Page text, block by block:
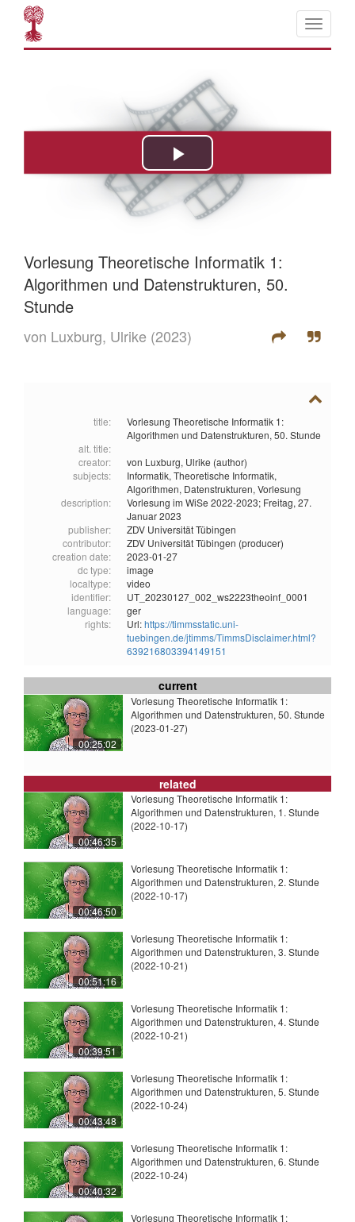
Vorlesung Theoretische Informatik 1:
Algorithmen und Datenstrukturen, 50.
Stunde
von Luxburg, Ulrike (2023)
title:
Vorlesung Theoretische Informatik 1:
Algorithmen und Datenstrukturen, 50. Stunde
alt. title:
creator:
von Luxburg, Ulrike (author)
subjects:
Informatik, Theoretische Informatik,
Algorithmen, Datenstrukturen, Vorlesung
description:
Vorlesung im WiSe 2022-2023; Freitag, 27.
Januar 2023
publisher:
ZDV Universität Tübingen
contributor:
ZDV Universität Tübingen (producer)
creation date:
2023-01-27
dc type:
image
localtype:
video
identifier:
UT_20230127_002_ws2223theoinf_0001
language:
ger
rights:
Url:https://timmsstatic.uni-
tuebingen.de/jtimms/TimmsDisclaimer.html?
639216803394149151
current
00:25:02
Vorlesung Theoretische Informatik 1:
Algorithmen und Datenstrukturen, 50. Stunde
(2023-01-27)
related
00:46:35
Vorlesung Theoretische Informatik 1:
Algorithmen und Datenstrukturen, 1. Stunde
(2022-10-17)
00:46:50
Vorlesung Theoretische Informatik 1:
Algorithmen und Datenstrukturen, 2. Stunde
(2022-10-17)
00:51:16
Vorlesung Theoretische Informatik 1:
Algorithmen und Datenstrukturen, 3. Stunde
(2022-10-21)
00:39:51
Vorlesung Theoretische Informatik 1:
Algorithmen und Datenstrukturen, 4. Stunde
(2022-10-21)
00:43:48
Vorlesung Theoretische Informatik 1:
Algorithmen und Datenstrukturen, 5. Stunde
(2022-10-24)
00:40:32
Vorlesung Theoretische Informatik 1:
Algorithmen und Datenstrukturen, 6. Stunde
(2022-10-24)
Vorlesung Theoretische Informatik 1: